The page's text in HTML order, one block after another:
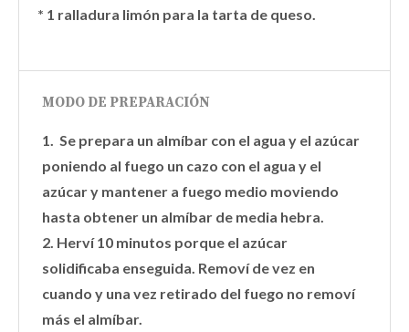
* 1 ralladura limón para la tarta de queso.
MODO DE PREPARACIÓN
1. Se prepara un almíbar con el agua y el azúcar
poniendo al fuego un cazo con el agua y el
azúcar y mantener a fuego medio moviendo
hasta obtener un almíbar de media hebra.
2. Herví 10 minutos porque el azúcar
solidificaba enseguida. Removí de vez en
cuando y una vez retirado del fuego no removí
más el almíbar.